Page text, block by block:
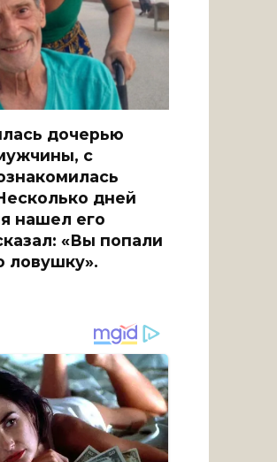
дочерью
с
дней
нашел его
«Вы попали
ловушку».